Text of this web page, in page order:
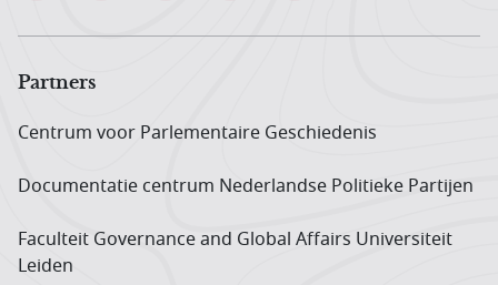
Partners
Centrum voor Parlementaire Geschiedenis
Documentatie centrum Neder­landse Politieke Partijen
Faculteit Governance and Global Affairs Universiteit
Leiden